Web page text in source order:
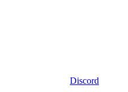
Discord